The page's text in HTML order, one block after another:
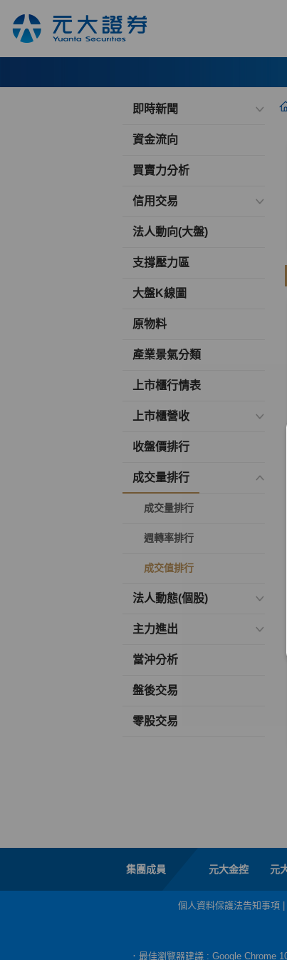
即時新聞
資金流向
買賣力分析
信用交易
法人動向(大盤)
支撐壓力區
大盤K線圖
原物料
產業景氣分類
上市櫃行情表
上市櫃營收
收盤價排行
成交量排行
成交量排行
週轉率排行
成交值排行
法人動態(個股)
主力進出
當沖分析
盤後交易
零股交易
集團成員 元大金控 元
個人資料保護法告知事項
．最佳瀏覽器建議 : Google Chrome